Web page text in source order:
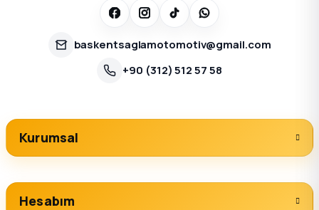
baskentsaglamotomotiv@gmail.com
+90 (312) 512 57 58
Kurumsal
Hesabım